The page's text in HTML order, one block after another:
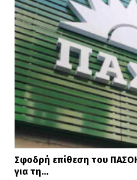
Σφοδρή επίθεση του
για τη…